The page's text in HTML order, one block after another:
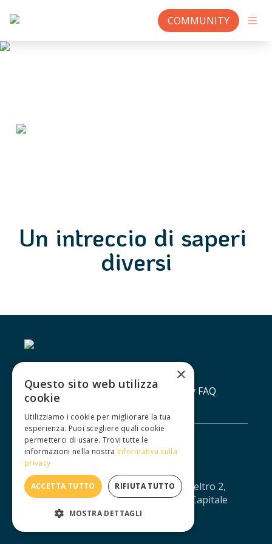
COMMUNITY
Un intreccio di saperi
diversi
Contatti Lavora con noiPrivacy policy FAQ
IUXTA S.R.L. - Via Agostino da Montefeltro 2,
10134 Torino - CF/PI: 12688330013 - Capitale
sociale: € 11.041,67 - iuxtasrl@pec.it
×
Questo sito web utilizza
cookie
Utilizziamo i cookie per migliorare la tua
esperienza. Puoi scegliere quali cookie
permetterci di usare. Trovi tutte le
informazioni nella nostra Informativa sulla
privacy
ACCETTA TUTTO RIFIUTA TUTTO
MOSTRA DETTAGLI